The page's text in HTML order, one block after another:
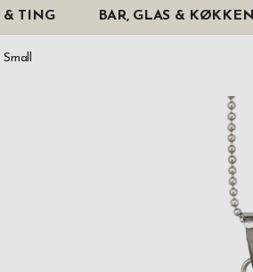
& TING BAR, GLAS &